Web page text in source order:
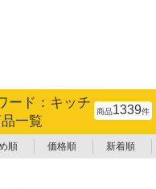
ード：キッチ
一覧
商品1339件
順 価格順 新着順